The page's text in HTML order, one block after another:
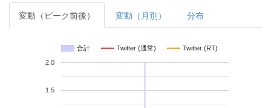
変動（ピーク前後） 変動（月別） 分布
合計 Twitter (通常) Twitter (RT)
1.5
2.0